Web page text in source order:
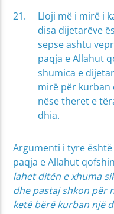
Lloji më i mirë i
disa dijetarëve
sepse ashtu
paqja e Allahut
shumica e
mirë për kurban
nëse theret e
dhia.
Argumenti i tyre
paqja e Allahut
lahet ditën e xhuma
dhe pastaj shkon për
ketë bërë kurban një